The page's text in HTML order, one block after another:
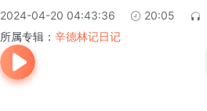
2024-04-20 04:43:36 20:05
所属专辑： 辛德林记日记